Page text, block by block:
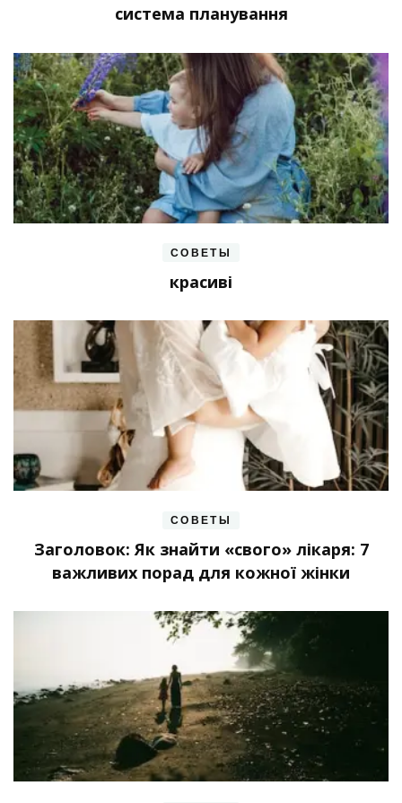
система планування
СОВЕТЫ
красиві
СОВЕТЫ
Заголовок: Як знайти «свого» лікаря: 7
важливих порад для кожної жінки